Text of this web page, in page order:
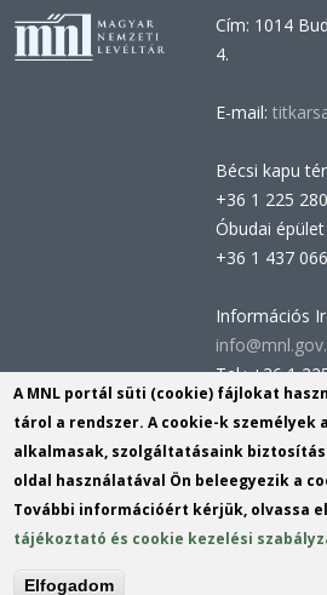
Cím: 1014
4.
E-mail:
Bécsi kapu
+36 1 225
Óbudai
+36 1 437
Információs
Tel.: +36 1
Postacím:
tér 2-4.
B/2020/
A MNL portál süti (cookie) fájlokat
tárol a rendszer. A cookie-k személyek
alkalmasak, szolgáltatásaink
oldal használatával Ön beleegyezik a
További információért kérjük, olvassa
tájékoztató és cookie kezelési
Elfogadom